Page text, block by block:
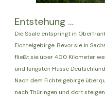
Entstehung ...
Die Saale entspringt in
Fichtelgebirge. Bevor sie in
fließt sie über 400 Kilometer
und längsten Flüsse
Nach dem Fichtelgebirge
nach Thüringen und dort